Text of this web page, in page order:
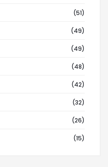
(51)
(49)
(49)
(48)
(42)
(32)
(26)
(15)